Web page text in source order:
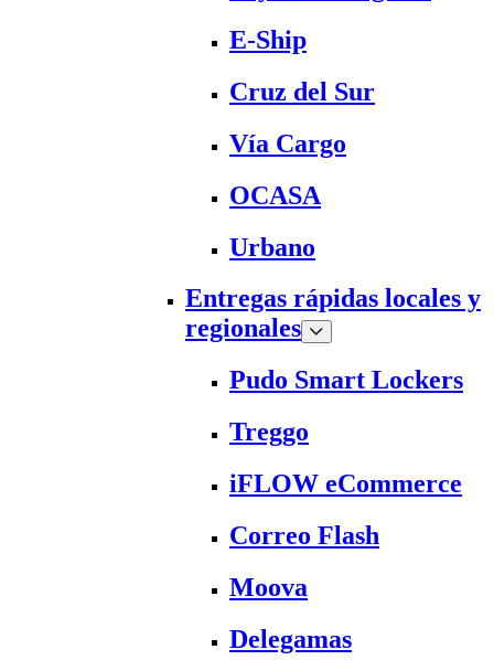
E-Ship
Cruz del Sur
Vía Cargo
OCASA
Urbano
Entregas rápidas locales y
regionales
Pudo Smart Lockers
Treggo
iFLOW eCommerce
Correo Flash
Moova
Delegamas